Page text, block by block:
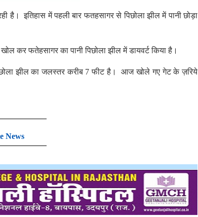
इतिहास में पहली बार फतहसागर से पिछोला झील में पानी छोड़ा
कर फतेहसागर का पानी पिछोला झील में डायवर्ट किया है।
झील का जलस्तर करीब 7 फीट है। आज खोले गए गेट के ज़रिये
News